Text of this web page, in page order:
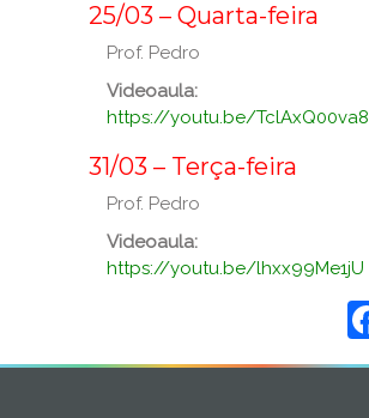
25/03 – Quarta-feira
Prof. Pedro
Videoaula:
https://youtu.be/TclAxQ00va8
31/03 – Terça-feira
Prof. Pedro
Videoaula:
https://youtu.be/lhxx99Me1jU